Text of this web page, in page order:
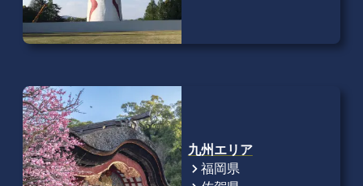
九州エリア
chevron_right福岡県